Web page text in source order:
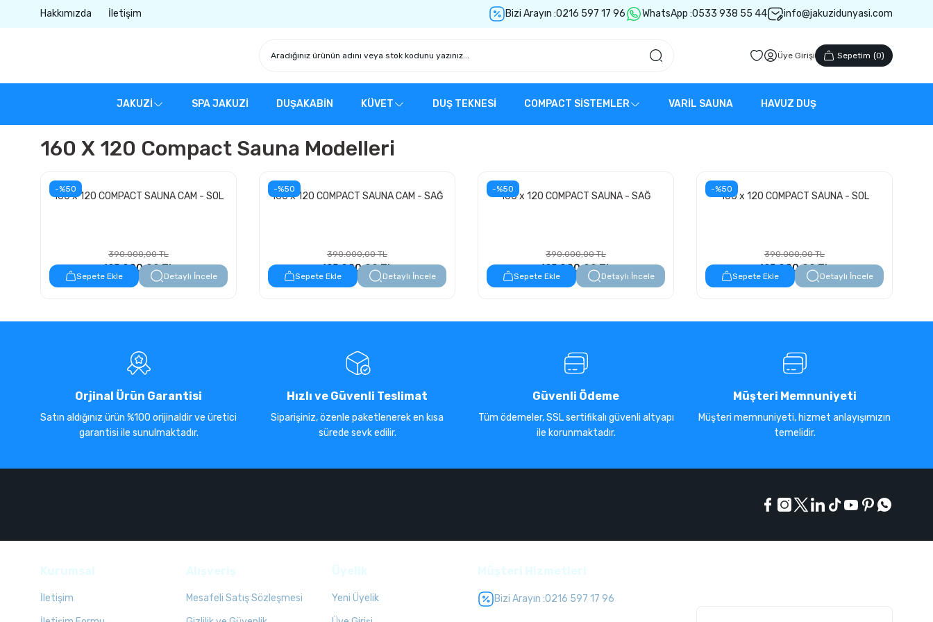
Hakkımızda İletişim Bizi Arayın :0216 597 17 96 WhatsApp :0533 938 55 44 info@jakuzidunyasi.com
Üye Girişi Sepetim (0)
JAKUZİ SPA JAKUZİ DUŞAKABİN KÜVET DUŞ TEKNESİ COMPACT SİSTEMLER VARİL SAUNA HAVUZ DUŞ
160 X 120 Compact Sauna Modelleri
-%50
160 x 120 COMPACT SAUNA CAM - SOL
390.000,00 TL
195.000,00 TL
Sepete Ekle Detaylı İncele
-%50
160 x 120 COMPACT SAUNA CAM - SAĞ
390.000,00 TL
195.000,00 TL
Sepete Ekle Detaylı İncele
-%50
160 x 120 COMPACT SAUNA - SAĞ
390.000,00 TL
195.000,00 TL
Sepete Ekle Detaylı İncele
-%50
160 x 120 COMPACT SAUNA - SOL
390.000,00 TL
195.000,00 TL
Sepete Ekle Detaylı İncele
Orjinal Ürün Garantisi
Satın aldığınız ürün %100 orijinaldir ve üretici
garantisi ile sunulmaktadır.
Hızlı ve Güvenli Teslimat
Siparişiniz, özenle paketlenerek en kısa
sürede sevk edilir.
Güvenli Ödeme
Tüm ödemeler, SSL sertifikalı güvenli altyapı
ile korunmaktadır.
Müşteri Memnuniyeti
Müşteri memnuniyeti, hizmet anlayışımızın
temelidir.
İletişim
Mesafeli Satış Sözleşmesi
Yeni Üyelik
Bizi Arayın :0216 597 17 96